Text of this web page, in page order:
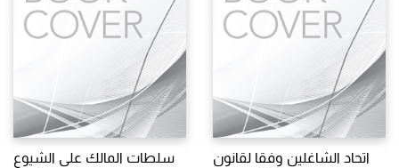
سلطات المالك على الشيوع
اتحاد الشاغلين وفقا لقانون